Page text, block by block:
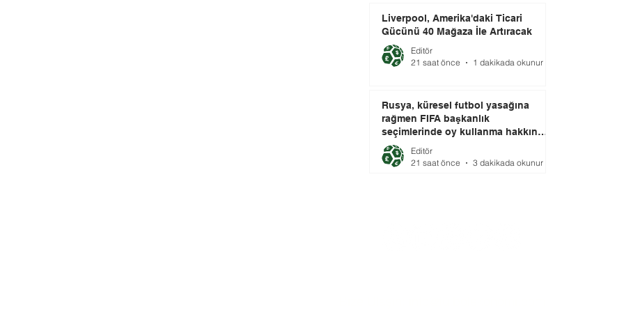
Liverpool, Amerika'daki Ticari
Gücünü 40 Mağaza İle Artıracak
Editör
21 saat önce
1 dakikada okunur
Rusya, küresel futbol yasağına
rağmen FIFA başkanlık
seçimlerinde oy kullanma hakkını
elinde tutuyor.
Editör
21 saat önce
3 dakikada okunur